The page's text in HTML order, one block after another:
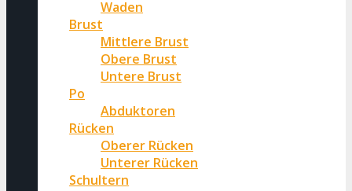
Waden
Brust
Mittlere Brust
Obere Brust
Untere Brust
Po
Abduktoren
Rücken
Oberer Rücken
Unterer Rücken
Schultern